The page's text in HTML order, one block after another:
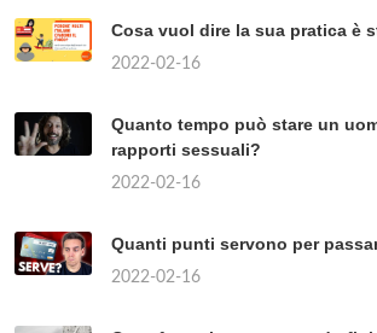
Cosa vuol dire la sua pratica è
2022-02-16
Quanto tempo può stare un
rapporti sessuali?
2022-02-16
Quanti punti servono per
2022-02-16